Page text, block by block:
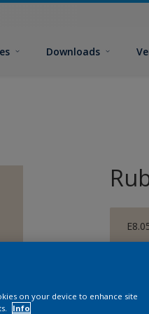
Downloads
on your device to enhance site
Info